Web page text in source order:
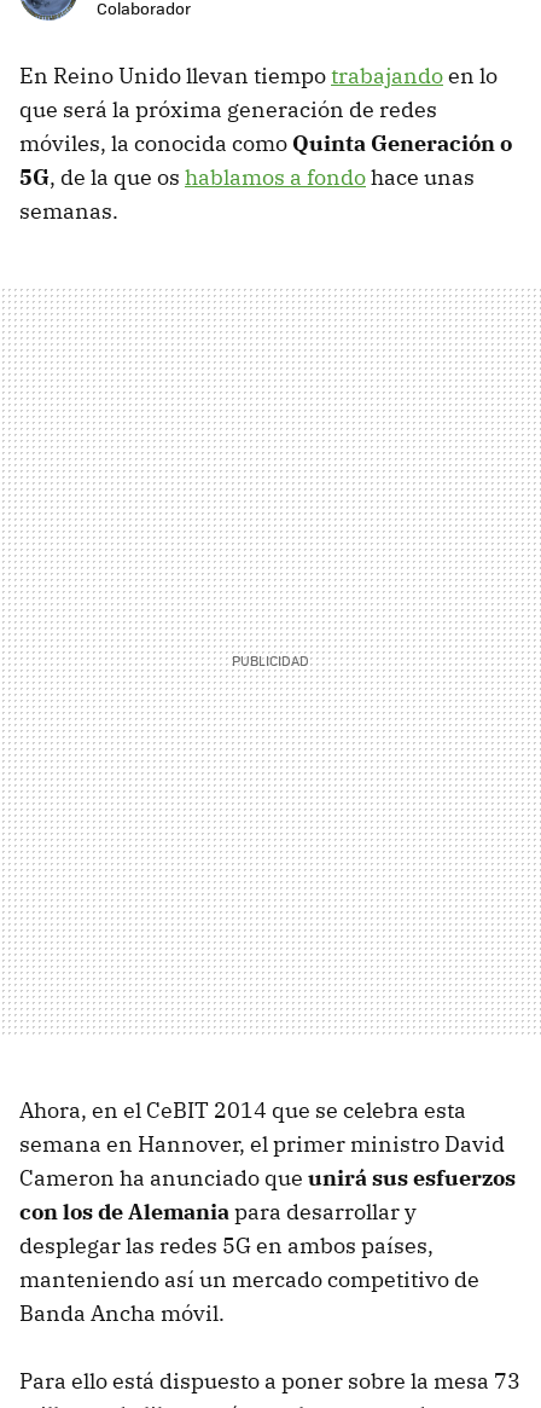
Colaborador
En Reino Unido llevan tiempotrabajandoen lo
que será la próxima generación de redes
móviles, la conocida como Quinta Generación o
5G, de la que os hablamos a fondohace unas
semanas.
Ahora, en el CeBIT 2014 que se celebra esta
semana en Hannover, el primer ministro David
Cameron ha anunciado que unirá sus esfuerzos
con los de Alemaniapara desarrollar y
desplegar las redes 5G en ambos países,
manteniendo así un mercado competitivo de
Banda Ancha móvil.
Para ello está dispuesto a poner sobre la mesa 73